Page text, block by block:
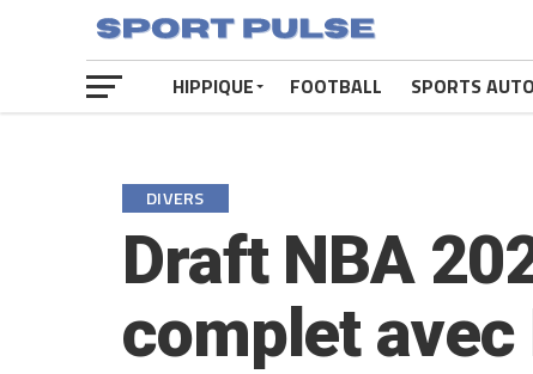
HIPPIQUE FOOTBALL SPORTS
DIVERS
Draft NBA
complet avec